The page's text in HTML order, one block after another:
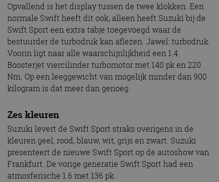
Opvallend is het display tussen de twee klokken. Een
normale Swift heeft dit ook, alleen heeft Suzuki bij de
Swift Sport een extra tabje toegevoegd waar de
bestuurder de turbodruk kan aflezen. Jawel: turbodruk.
Voorin ligt naar alle waarschijnlijkheid een 1.4
Boosterjet viercilinder turbomotor met 140 pk en 220
Nm. Op een leeggewicht van mogelijk minder dan 900
kilogram is dat meer dan genoeg.
Zes kleuren
Suzuki levert de Swift Sport straks overigens in de
kleuren geel, rood, blauw, wit, grijs en zwart. Suzuki
presenteert de nieuwe Swift Sport op de autoshow van
Frankfurt. De vorige generatie Swift Sport had een
atmosferische 1.6 met 136 pk.